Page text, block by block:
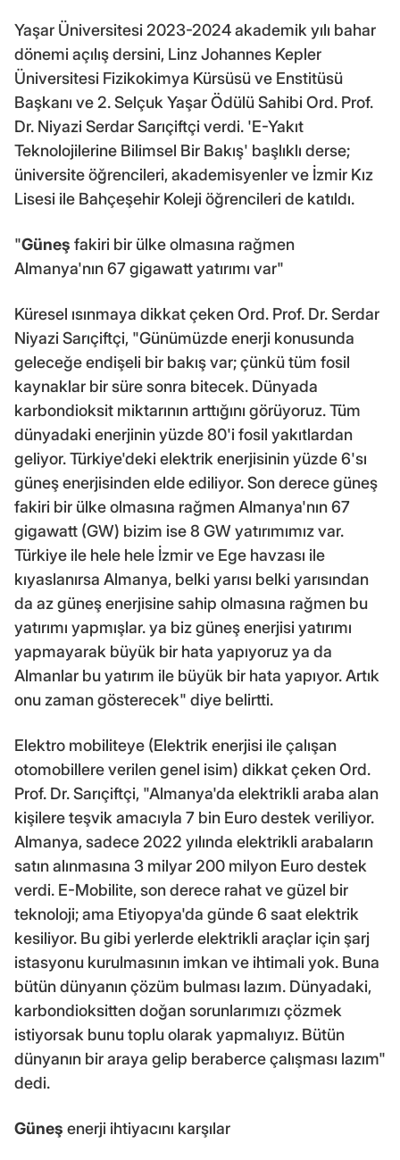
Yaşar Üniversitesi 2023-2024 akademik yılı bahar
dönemi açılış dersini, Linz Johannes Kepler
Üniversitesi Fizikokimya Kürsüsü ve Enstitüsü
Başkanı ve 2. Selçuk Yaşar Ödülü Sahibi Ord. Prof.
Dr. Niyazi Serdar Sarıçiftçi verdi. 'E-Yakıt
Teknolojilerine Bilimsel Bir Bakış' başlıklı derse;
üniversite öğrencileri, akademisyenler ve İzmir Kız
Lisesi ile Bahçeşehir Koleji öğrencileri de katıldı.
"Güneş fakiri bir ülke olmasına rağmen
Almanya'nın 67 gigawatt yatırımı var"
Küresel ısınmaya dikkat çeken Ord. Prof. Dr. Serdar
Niyazi Sarıçiftçi, "Günümüzde enerji konusunda
geleceğe endişeli bir bakış var; çünkü tüm fosil
kaynaklar bir süre sonra bitecek. Dünyada
karbondioksit miktarının arttığını görüyoruz. Tüm
dünyadaki enerjinin yüzde 80'i fosil yakıtlardan
geliyor. Türkiye'deki elektrik enerjisinin yüzde 6'sı
güneş enerjisinden elde ediliyor. Son derece güneş
fakiri bir ülke olmasına rağmen Almanya'nın 67
gigawatt (GW) bizim ise 8 GW yatırımımız var.
Türkiye ile hele hele İzmir ve Ege havzası ile
kıyaslanırsa Almanya, belki yarısı belki yarısından
da az güneş enerjisine sahip olmasına rağmen bu
yatırımı yapmışlar. ya biz güneş enerjisi yatırımı
yapmayarak büyük bir hata yapıyoruz ya da
Almanlar bu yatırım ile büyük bir hata yapıyor. Artık
onu zaman gösterecek" diye belirtti.
Elektro mobiliteye (Elektrik enerjisi ile çalışan
otomobillere verilen genel isim) dikkat çeken Ord.
Prof. Dr. Sarıçiftçi, "Almanya'da elektrikli araba alan
kişilere teşvik amacıyla 7 bin Euro destek veriliyor.
Almanya, sadece 2022 yılında elektrikli arabaların
satın alınmasına 3 milyar 200 milyon Euro destek
verdi. E-Mobilite, son derece rahat ve güzel bir
teknoloji; ama Etiyopya'da günde 6 saat elektrik
kesiliyor. Bu gibi yerlerde elektrikli araçlar için şarj
istasyonu kurulmasının imkan ve ihtimali yok. Buna
bütün dünyanın çözüm bulması lazım. Dünyadaki,
karbondioksitten doğan sorunlarımızı çözmek
istiyorsak bunu toplu olarak yapmalıyız. Bütün
dünyanın bir araya gelip beraberce çalışması lazım"
dedi.
Güneş enerji ihtiyacını karşılar